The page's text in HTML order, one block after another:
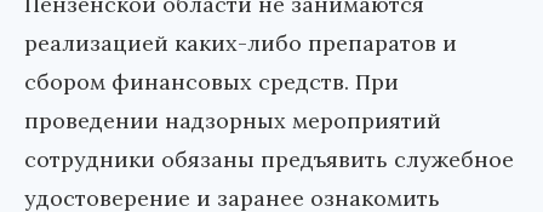
реализацией каких-либо препаратов и
сбором финансовых средств. При
проведении надзорных мероприятий
сотрудники обязаны предъявить служебное
удостоверение и заранее ознакомить